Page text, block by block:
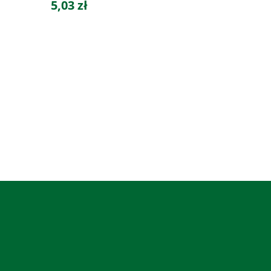
5,03 zł